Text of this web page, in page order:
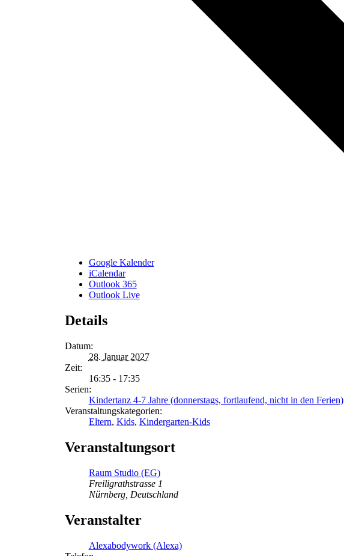
Google Kalender
iCalendar
Outlook 365
Outlook Live
Details
Datum:
28. Januar 2027
Zeit:
16:35 - 17:35
Serien:
Kindertanz 4-7 Jahre (donnerstags, fortlaufend, nicht in den Ferien)
Veranstaltungskategorien:
Eltern, Kids, Kindergarten-Kids
Veranstaltungsort
Raum Studio (EG)
Freiligrathstrasse 1
Nürnberg, Deutschland
Veranstalter
Alexabodywork (Alexa)